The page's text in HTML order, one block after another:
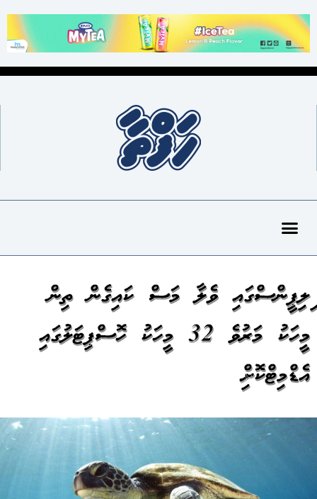
ފިލިޕީންސްގައި ވެލާ މަސް ކައިގެން ތިން
މީހަކު މަރުވެ 32 މީހަކު ހޮސްޕިޓަލުގައި
އެޑްމިޓްކޮށްފި